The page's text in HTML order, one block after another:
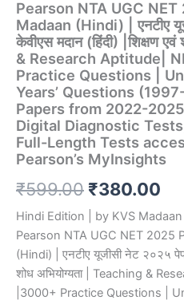
Pearson NTA UGC
Madaan (Hindi) | एनटीए
केवीएस मदान (हिंदी) |शिक्षण
& Research Aptitude|
Practice Questions |
Years’ Questions
Papers from 2022-
Digital Diagnostic
Full-Length Tests
Pearson’s MyInsights
₹599.00 ₹380.00
Hindi Edition | by KVS Madaan
Pearson NTA UGC NET 2025
(Hindi) | एनटीए यूजीसी नेट २०२५
शोध अभियोग्यता | Teaching &
|3000+ Practice Questions |
|
Chapter-
wise
Digital
Diagnostic
Tests,
Mock
Tests
&
10
Full-
Length
Tests
accessible
through
Pearson's
MyInsights
quantity